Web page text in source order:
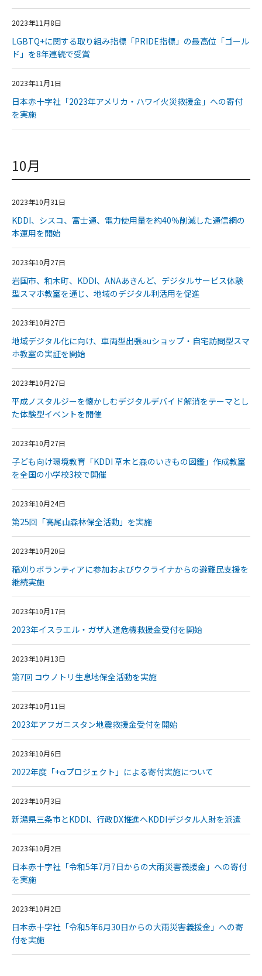
2023年11月8日
LGBTQ+に関する取り組み指標「PRIDE指標」の最高位「ゴール
ド」を8年連続で受賞
2023年11月1日
日本赤十字社「2023年アメリカ・ハワイ火災救援金」への寄付
を実施
10月
2023年10月31日
KDDI、シスコ、富士通、電力使用量を約40％削減した通信網の
本運用を開始
2023年10月27日
岩国市、和木町、KDDI、ANAあきんど、デジタルサービス体験
型スマホ教室を通じ、地域のデジタル利活用を促進
2023年10月27日
地域デジタル化に向け、車両型出張auショップ・自宅訪問型スマ
ホ教室の実証を開始
2023年10月27日
平成ノスタルジーを懐かしむデジタルデバイド解消をテーマとし
た体験型イベントを開催
2023年10月27日
子ども向け環境教育「KDDI 草木と森のいきもの図鑑」作成教室
を全国の小学校3校で開催
2023年10月24日
第25回「高尾山森林保全活動」を実施
2023年10月20日
稲刈りボランティアに参加およびウクライナからの避難民支援を
継続実施
2023年10月17日
2023年イスラエル・ガザ人道危機救援金受付を開始
2023年10月13日
第7回 コウノトリ生息地保全活動を実施
2023年10月11日
2023年アフガニスタン地震救援金受付を開始
2023年10月6日
2022年度「+αプロジェクト」による寄付実施について
2023年10月3日
新潟県三条市とKDDI、行政DX推進へKDDIデジタル人財を派遣
2023年10月2日
日本赤十字社「令和5年7月7日からの大雨災害義援金」への寄付
を実施
2023年10月2日
日本赤十字社「令和5年6月30日からの大雨災害義援金」への寄
付を実施